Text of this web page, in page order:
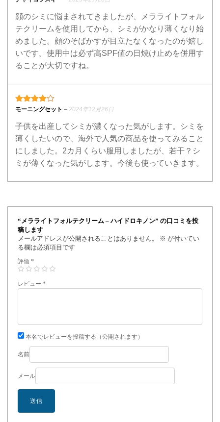
顔のシミに悩まされてきましたが、メラライトフォル
テクリームを使用してから、シミがかなり薄くなり始
めました。顔のそばかすが目立たなくなったのが嬉し
いです。使用中は必ず高SPF値の日焼け止めを併用す
ることが大切ですね。
4段階中4の評価
モーニングセット – 2024年12月26日
子供を出産してシミが濃くなった気がします。シミを
薄くしたいので、海外で人気の商品を使ってみること
にしました。2カ月くらい服用しましたが、若干？シ
ミが薄くなった気がします。今後も使っていきます。
“メラライトフォルテクリーム – ハイドロキノン” の口コミを投
稿します
メールアドレスが公開されることはありません。
※ が付いてい
る欄は必須項目です
評価 *
レビュー *
本名でレビューを投稿する（公開されます）
名前
メール